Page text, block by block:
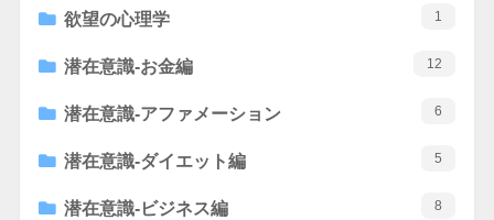
欲望の心理学 1
潜在意識-お金編 12
潜在意識-アファメーション 6
潜在意識-ダイエット編 5
潜在意識-ビジネス編 8